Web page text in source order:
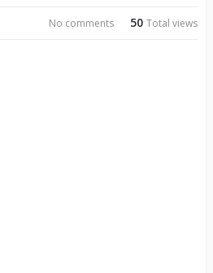
50Total views
No comments